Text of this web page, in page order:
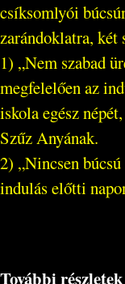
csíksomlyói
zarándoklatra, két
1) „Nem szabad
megfelelően az
iskola egész
Szűz Anyának.
2) „Nincsen
indulás előtti
További részletek